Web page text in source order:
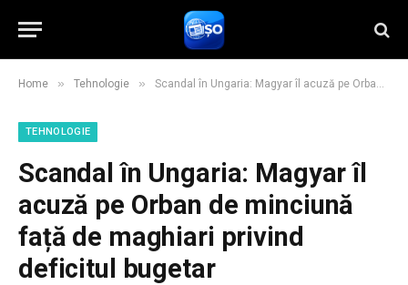
Home » Tehnologie » Scandal în Ungaria: Magyar îl acuză pe Orban de minciună față de maghiari privind deficitul bugetar
TEHNOLOGIE
Scandal în Ungaria: Magyar îl
acuză pe Orban de minciună
față de maghiari privind
deficitul bugetar